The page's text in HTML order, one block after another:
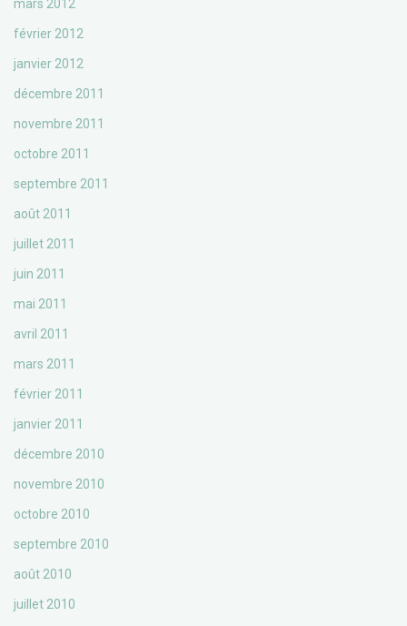
mars 2012
février 2012
janvier 2012
décembre 2011
novembre 2011
octobre 2011
septembre 2011
août 2011
juillet 2011
juin 2011
mai 2011
avril 2011
mars 2011
février 2011
janvier 2011
décembre 2010
novembre 2010
octobre 2010
septembre 2010
août 2010
juillet 2010